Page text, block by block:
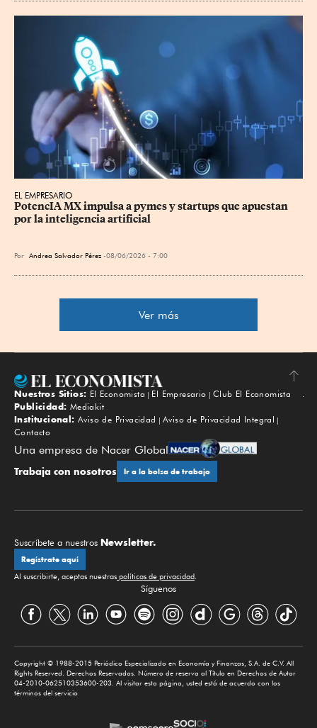
EL EMPRESARIO
PotencIA MX impulsa a pymes y startups que apuestan
por la inteligencia artificial
Por Andrea Salvador Pérez 08/06/2026 - 7:00
Ver más
Subir
Nuestros Sitios: El Economista El Empresario
Club El Economista
Publicidad: Mediakit
Institucional: Aviso de Privacidad
Aviso de Privacidad Integral
Contacto
Una empresa de Nacer Global
Trabaja con nosotros Ir a la bolsa de trabajo
Suscríbete a nuestros Newsletter.
Regístrate aquí
Al suscribirte, aceptas nuestras políticas de privacidad.
Síguenos
Copyright © 1988-2015 Periódico Especializado en Economía y Finanzas, S.A. de C.V. All
Rights Reserved. Derechos Reservados. Número de reserva al Título en Derechos de Autor
04-2010-062510353600-203. Al visitar esta página, usted está de acuerdo con los
términos del servicio